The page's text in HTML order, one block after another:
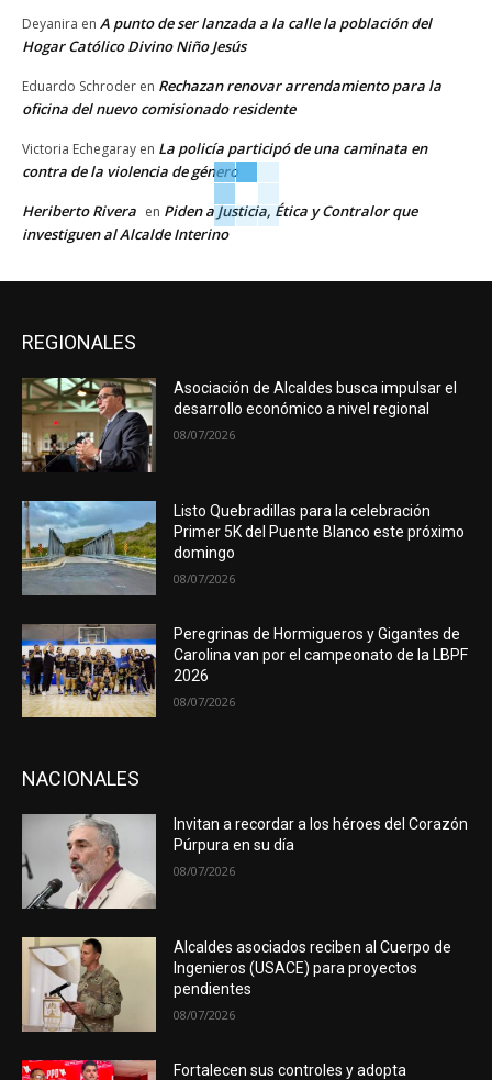
Deyanira en A punto de ser lanzada a la calle la población del
Hogar Católico Divino Niño Jesús
Eduardo Schroder en Rechazan renovar arrendamiento para la
oficina del nuevo comisionado residente
Victoria Echegaray en La policía participó de una caminata en
contra de la violencia de género
Heriberto Rivera en Piden a Justicia, Ética y Contralor que
investiguen al Alcalde Interino
REGIONALES
Asociación de Alcaldes busca impulsar el
desarrollo económico a nivel regional
08/07/2026
Listo Quebradillas para la celebración
Primer 5K del Puente Blanco este próximo
domingo
08/07/2026
Peregrinas de Hormigueros y Gigantes de
Carolina van por el campeonato de la LBPF
2026
08/07/2026
NACIONALES
Invitan a recordar a los héroes del Corazón
Púrpura en su día
08/07/2026
Alcaldes asociados reciben al Cuerpo de
Ingenieros (USACE) para proyectos
pendientes
08/07/2026
Fortalecen sus controles y adopta